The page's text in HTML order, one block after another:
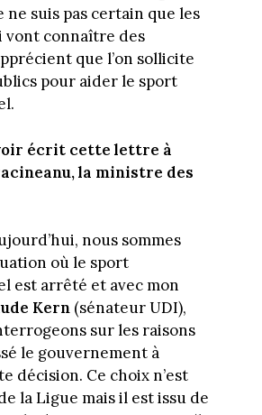
ne suis pas certain que les
vont connaître des
que l’on sollicite
pour aider le sport
écrit cette lettre à
la ministre des
nous sommes
où le sport
est arrêté et avec mon
Kern(sénateur UDI),
sur les raisons
le gouvernement à
décision. Ce choix n’est
la Ligue mais il est issu de